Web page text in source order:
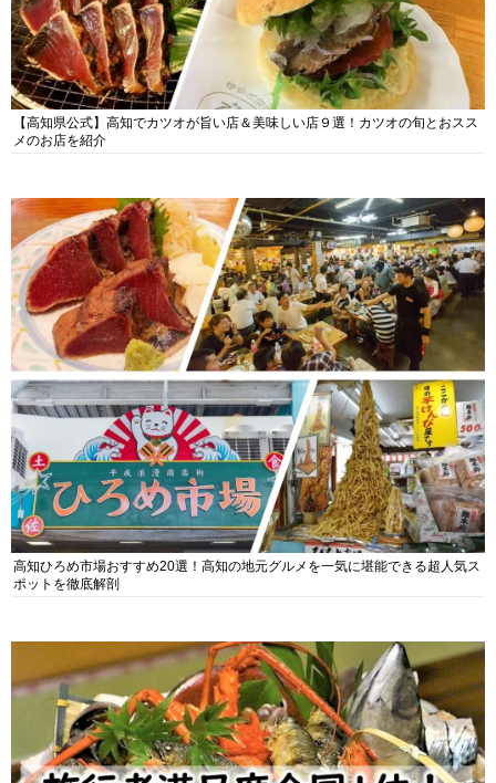
【高知県公式】高知でカツオが旨い店＆美味しい店９選！カツオの旬とおスス
メのお店を紹介
高知ひろめ市場おすすめ20選！高知の地元グルメを一気に堪能できる超人気ス
ポットを徹底解剖